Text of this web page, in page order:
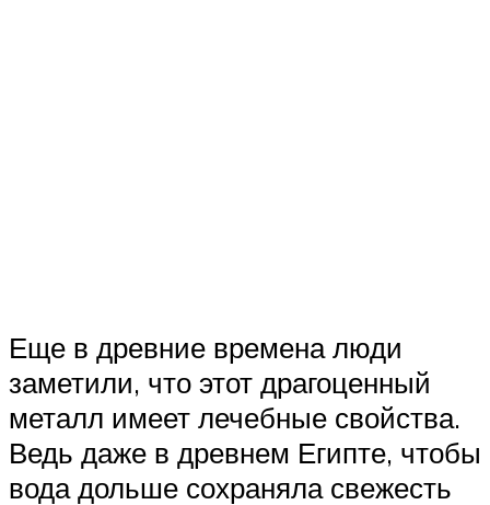
Еще в древние времена люди
заметили, что этот драгоценный
металл имеет лечебные свойства.
Ведь даже в древнем Египте, чтобы
вода дольше сохраняла свежесть